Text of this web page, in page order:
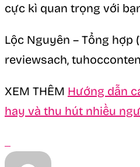
cực kì quan trọng với
Lộc Nguyên – Tổng hợp
reviewsach,
XEM THÊM Hướng dẫn
hay và thu hút nhiều